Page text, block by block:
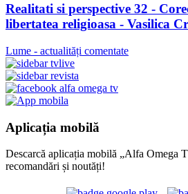
Realitati si perspective 32 -
libertatea religioasa - Vasilica
Lume - actualități comentate
Aplicația mobilă
Descarcă aplicația mobilă „Alfa Omega
recomandări și noutăți!